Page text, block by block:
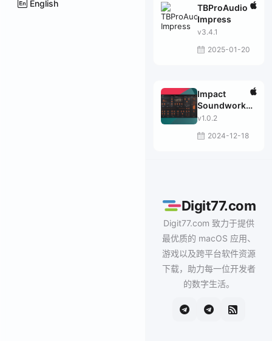
English
TBProAudio
Impress
v3.4.1
2025-01-20
Impact
Soundworks
Tape Sculptor
v1.0.2
2024-12-18
Digit77.com
Digit77.com 致力于提供
最优质的 macOS 应用、
游戏以及跨平台软件资源
下载，助力每一位开发者
的数字生活。